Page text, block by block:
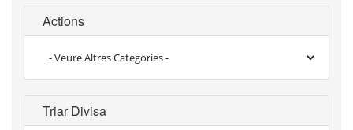
Actions
Triar Divisa